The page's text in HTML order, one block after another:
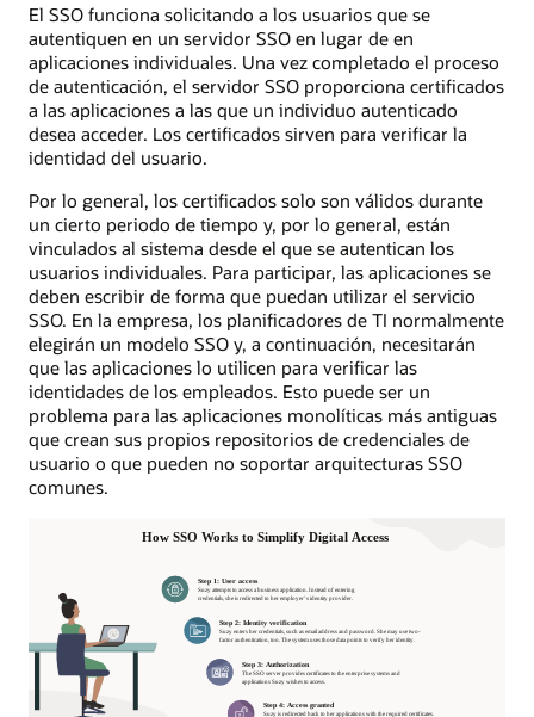
El SSO funciona solicitando a los usuarios que se
autentiquen en un servidor SSO en lugar de en
aplicaciones individuales. Una vez completado el proceso
de autenticación, el servidor SSO proporciona certificados
a las aplicaciones a las que un individuo autenticado
desea acceder. Los certificados sirven para verificar la
identidad del usuario.
Por lo general, los certificados solo son válidos durante
un cierto periodo de tiempo y, por lo general, están
vinculados al sistema desde el que se autentican los
usuarios individuales. Para participar, las aplicaciones se
deben escribir de forma que puedan utilizar el servicio
SSO. En la empresa, los planificadores de TI normalmente
elegirán un modelo SSO y, a continuación, necesitarán
que las aplicaciones lo utilicen para verificar las
identidades de los empleados. Esto puede ser un
problema para las aplicaciones monolíticas más antiguas
que crean sus propios repositorios de credenciales de
usuario o que pueden no soportar arquitecturas SSO
comunes.